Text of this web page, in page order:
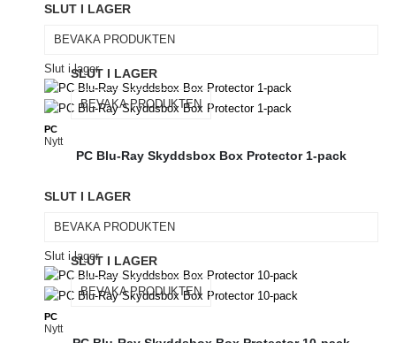
SLUT I LAGER
BEVAKA PRODUKTEN
Slut i lager
PC
Nytt
SLUT I LAGER
BEVAKA PRODUKTEN
PC Blu-Ray Skyddsbox Box Protector 1-pack
SLUT I LAGER
BEVAKA PRODUKTEN
Slut i lager
PC
Nytt
SLUT I LAGER
BEVAKA PRODUKTEN